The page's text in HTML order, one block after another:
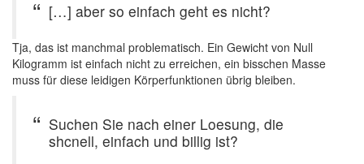
[…] aber so einfach geht es nicht?
Tja, das ist manchmal problematisch. Ein Gewicht von Null
Kilogramm ist einfach nicht zu erreichen, ein bisschen Masse
muss für diese leidigen Körperfunktionen übrig bleiben.
Suchen Sie nach einer Loesung, die
shcnell, einfach und billig ist?